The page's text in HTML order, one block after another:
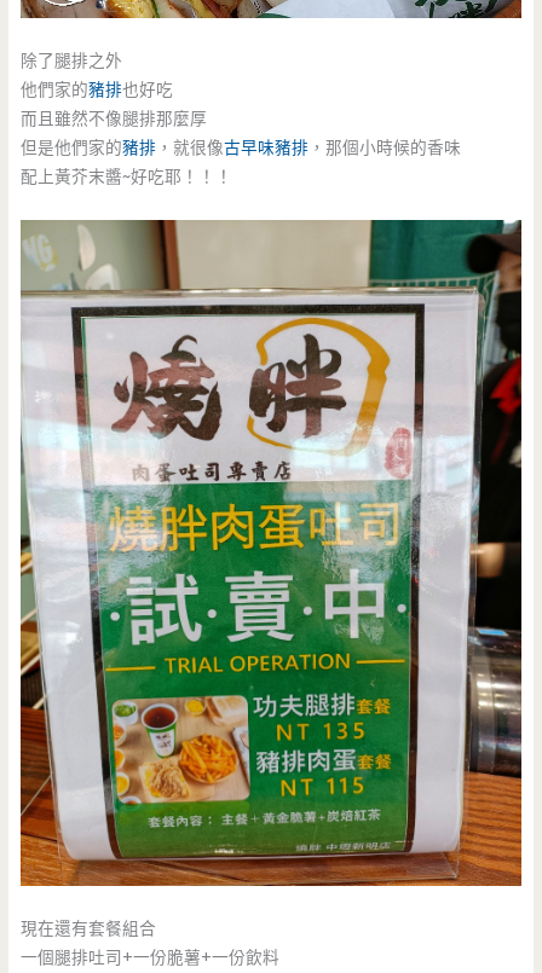
除了腿排之外
他們家的豬排也好吃
而且雖然不像腿排那麼厚
但是他們家的豬排 ，就很像古早味豬排 ，那個小時候的香味
配上黃芥末醬~好吃耶！！！
現在還有套餐組合
一個腿排吐司+一份脆薯+一份飲料